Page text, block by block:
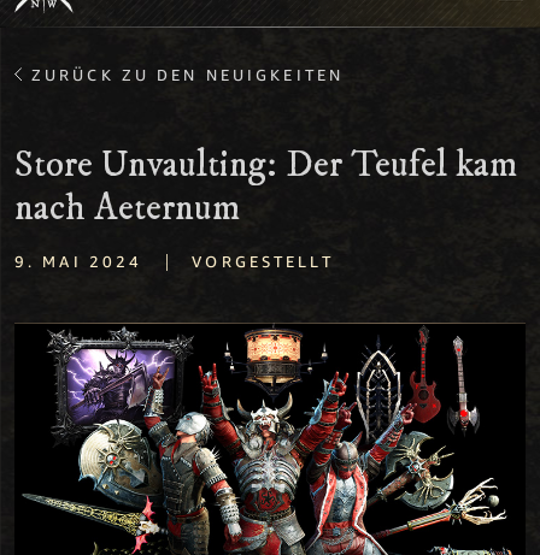
ZURÜCK ZU DEN NEUIGKEITEN
Store Unvaulting: Der Teufel kam
nach Aeternum
9. MAI 2024 | VORGESTELLT